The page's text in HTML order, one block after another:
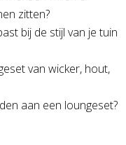
zitten?
bij de stijl van je tuin
van wicker, hout,
aan een loungeset?